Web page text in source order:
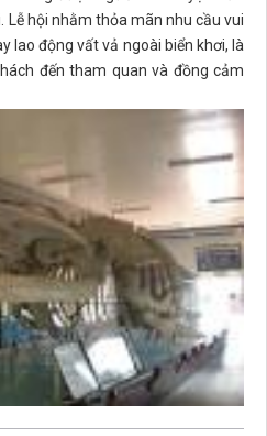
Lễ hội nhằm thỏa mãn nhu cầu vui
lao động vất vả ngoài biển khơi, là
đến tham quan và đồng cảm